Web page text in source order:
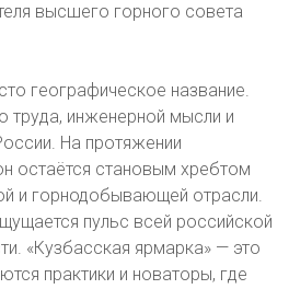
высшего горного совета
географическое название.
труда, инженерной мысли и
На протяжении
остаётся становым хребтом
и горнодобывающей отрасли.
пульс всей российской
«Кузбасская ярмарка» — это
практики и новаторы, где